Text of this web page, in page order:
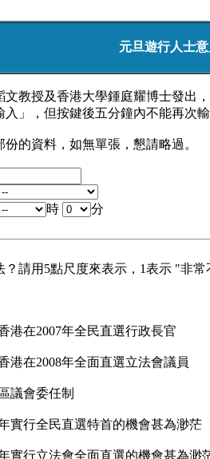
元旦遊行人士
教授及香港大學鍾庭耀博士發出，
入」，但按鍵後五分鐘內不能再次
的資料，如無單張，懇請略過。
時 分
？請用5點尺度來表示，1表示 "非
港在2007年全民直選行政長官
港在2008年全面直選立法會議員
議會委任制
實行全民直選特首的機會甚為渺茫
實行立法會全面直選的機會甚為渺